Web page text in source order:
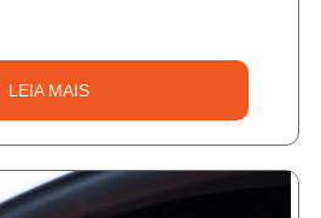
LEIA MAIS